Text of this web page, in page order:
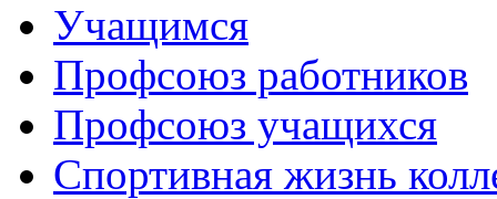
Учащимся
Профсоюз работников
Профсоюз учащихся
Спортивная жизнь